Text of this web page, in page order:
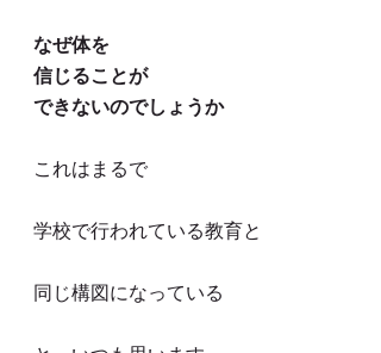
なぜ体を
信じることが
できないのでしょうか
これはまるで
学校で行われている教育と
同じ構図になっている